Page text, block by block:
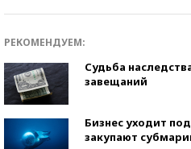
РЕКОМЕНДУЕМ:
Судьба
завещаний
Бизнес уходит
закупают